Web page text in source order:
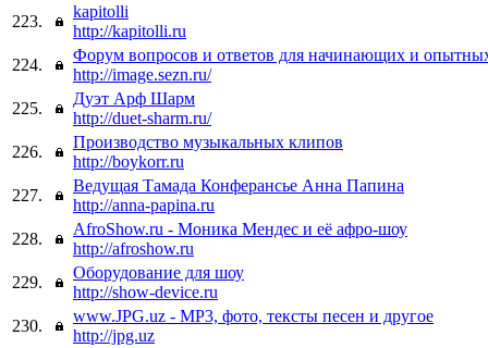
223.
kapitolli
http://kapitolli.ru
224.
Форум вопросов и ответов для начинающих и
http://image.sezn.ru/
225.
Дуэт Арф Шарм
http://duet-sharm.ru/
226.
Производство музыкальных клипов
http://boykorr.ru
227.
Ведущая Тамада Конферансье Анна Папина
http://anna-papina.ru
228.
AfroShow.ru - Моника Мендес и её афро-шоу
http://afroshow.ru
229.
Оборудование для шоу
http://show-device.ru
230.
www.JPG.uz - MP3, фото, тексты песен и другое
http://jpg.uz